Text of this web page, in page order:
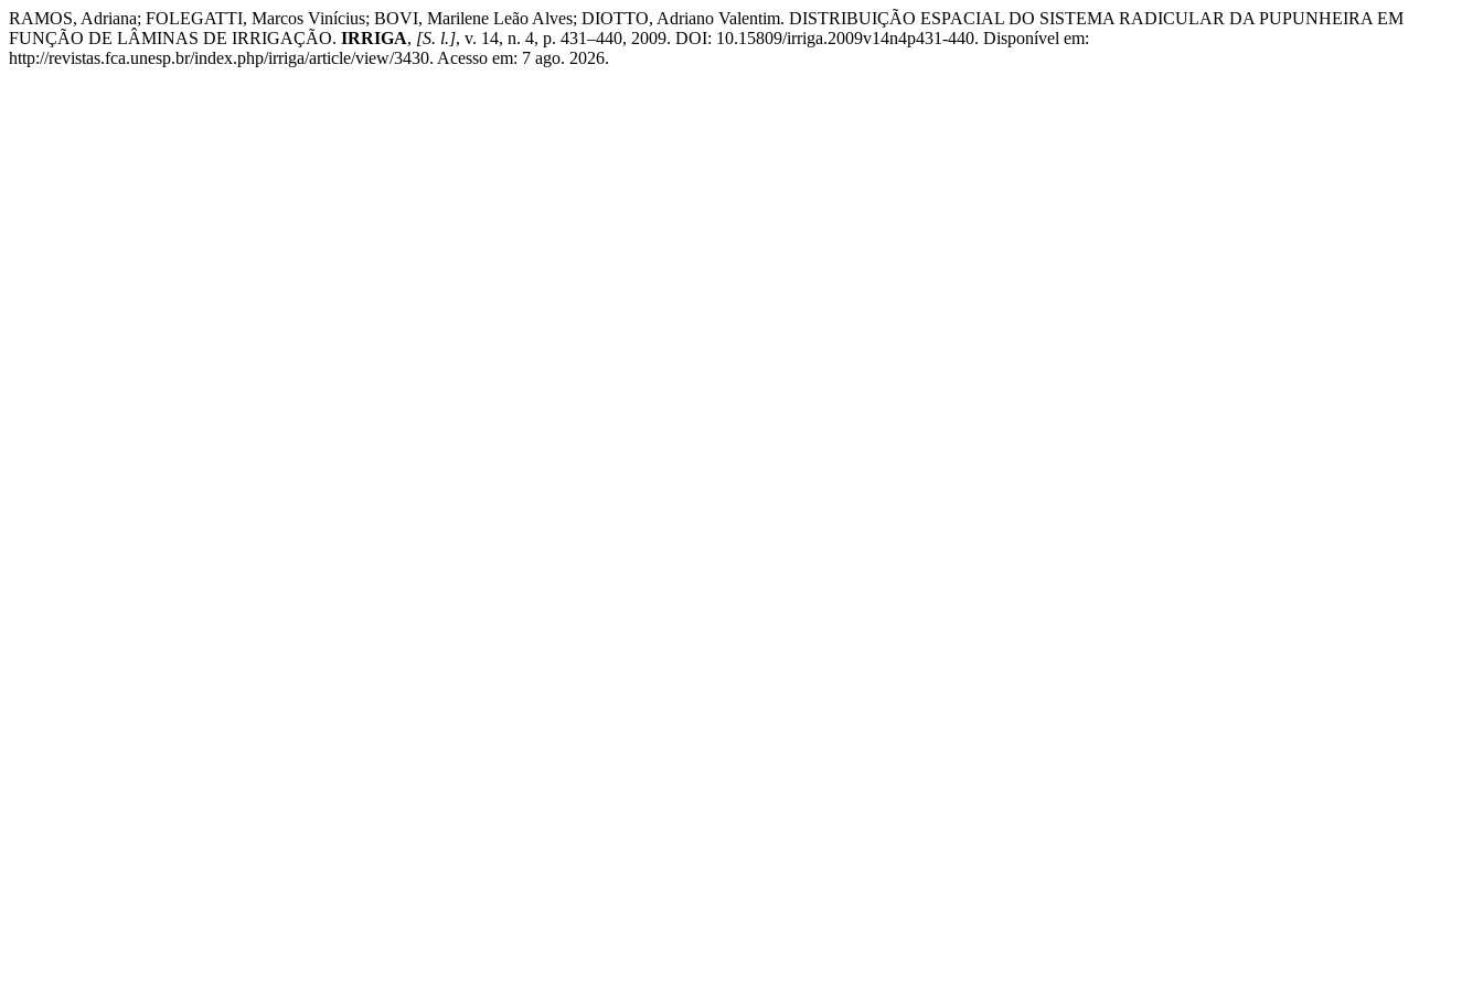
RAMOS, Adriana; FOLEGATTI, Marcos Vinícius; BOVI, Marilene Leão Alves; DIOTTO, Adriano Valentim. DISTRIBUIÇÃO ESPACIAL DO SISTEMA RADICULAR DA PUPUNHEIRA EM
FUNÇÃO DE LÂMINAS DE IRRIGAÇÃO. IRRIGA, [S. l.], v. 14, n. 4, p. 431–440, 2009. DOI: 10.15809/irriga.2009v14n4p431-440. Disponível em:
http://revistas.fca.unesp.br/index.php/irriga/article/view/3430. Acesso em: 7 ago. 2026.